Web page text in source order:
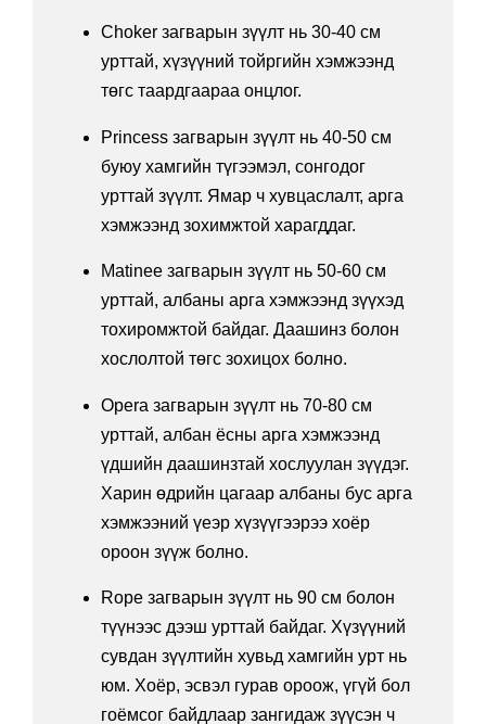
Choker загварын зүүлт нь 30-40 см
урттай, хүзүүний тойргийн хэмжээнд
төгс таардгаараа онцлог.
Princess загварын зүүлт нь 40-50 см
буюу хамгийн түгээмэл, сонгодог
урттай зүүлт. Ямар ч хувцаслалт, арга
хэмжээнд зохимжтой харагддаг.
Matinee загварын зүүлт нь 50-60 см
урттай, албаны арга хэмжээнд зүүхэд
тохиромжтой байдаг. Даашинз болон
хослолтой төгс зохицох болно.
Opera загварын зүүлт нь 70-80 см
урттай, албан ёсны арга хэмжээнд
үдшийн даашинзтай хослуулан зүүдэг.
Харин өдрийн цагаар албаны бус арга
хэмжээний үеэр хүзүүгээрээ хоёр
ороон зүүж болно.
Rope загварын зүүлт нь 90 см болон
түүнээс дээш урттай байдаг. Хүзүүний
сувдан зүүлтийн хувьд хамгийн урт нь
юм. Хоёр, эсвэл гурав ороож, үгүй бол
гоёмсог байдлаар зангидаж зүүсэн ч